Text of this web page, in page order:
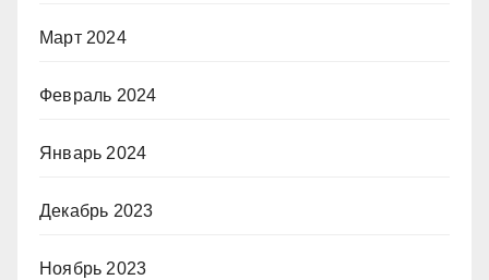
Март 2024
Февраль 2024
Январь 2024
Декабрь 2023
Ноябрь 2023